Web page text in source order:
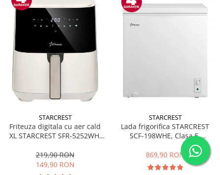
STARCREST
Friteuza digitala cu aer cald
XL STARCREST SFR-5252WH,
200 °C, 8 programe
predefinite, Alb
219,90 RON
149,90 RON
STARCREST
Lada frigorifica STARCREST
SCF-198WHE, Clasa E,
Capacitate 198L, Sistem
convertibil - functie frigider,
Termostat reglabil, Alb
869,90 RON